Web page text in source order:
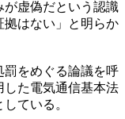
が虚偽だという認識
拠はない」と明らか
罰をめぐる論議を呼
した電気通信基本法
ている。